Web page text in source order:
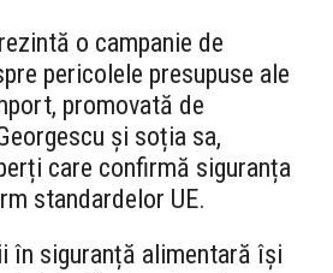
o campanie de
pericolele presupuse ale
promovată de
și soția sa,
care confirmă siguranța
standardelor UE.
în siguranță alimentară își